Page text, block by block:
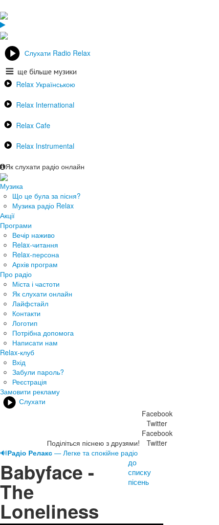
Слухати Radio Relax
ще більше музики
Relax Українською
Relax International
Relax Cafe
Relax Instrumental
Як слухати радіо онлайн
Музика
Що це була за пісня?
Музика радіо Relax
Акції
Програми
Вечір наживо
Relax-читання
Relax-персона
Архів програм
Про радіо
Міста і частоти
Як слухати онлайн
Лайфстайл
Контакти
Логотип
Потрібна допомога
Написати нам
Relax-клуб
Вхід
Забули пароль?
Реєстрація
Замовити рекламу
Слухати
Поділіться піснею з друзями!
Facebook
Twitter
Facebook
Twitter
🔊Радіо Релакс — Легке та спокійне радіо
Babyface -
The
Loneliness
до
списку
пісень